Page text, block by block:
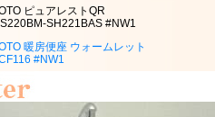
ピュアレストQR
SH221BAS #NW1
暖房便座 ウォームレット
#NW1